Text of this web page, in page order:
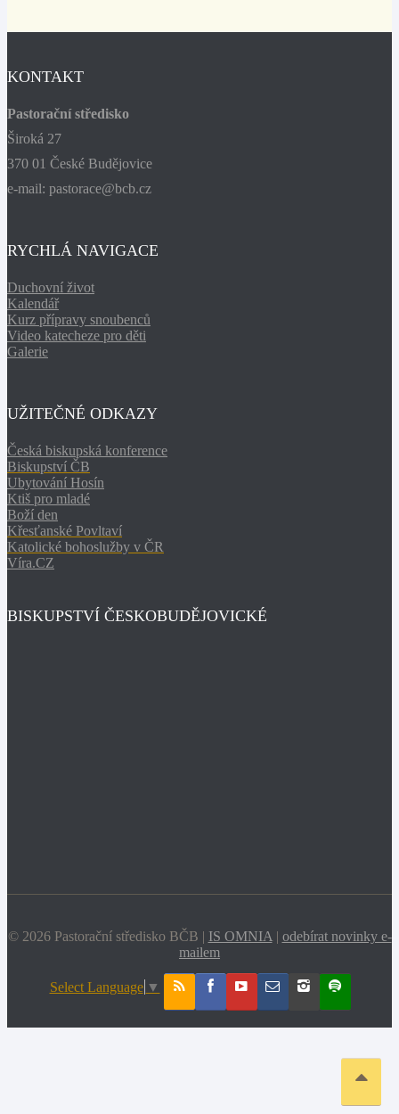
KONTAKT
Pastorační středisko
Široká 27
370 01 České Budějovice
e-mail: pastorace@bcb.cz
RYCHLÁ NAVIGACE
Duchovní život
Kalendář
Kurz přípravy snoubenců
Video katecheze pro děti
Galerie
UŽITEČNÉ ODKAZY
Česká biskupská konference
Biskupství ČB
Ubytování Hosín
Ktiš pro mladé
Boží den
Křesťanské Povltaví
Katolické bohoslužby v ČR
Víra.CZ
BISKUPSTVÍ ČESKOBUDĚJOVICKÉ
© 2026 Pastorační středisko BČB | IS OMNIA | odebírat novinky e-
mailem
Select Language ▼